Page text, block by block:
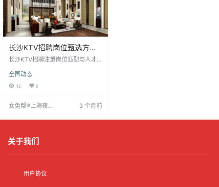
长沙KTV招聘岗位甄选方法
解析
长沙KTV招聘注重岗位匹配与人才
通过现场调酒考核其实操与创意；K
TV女孩招聘侧重形象气质与才艺，
文化和发展方向的人才，实现人才
全国动态
12 0
女兔帮®上海夜场
3 个月前
关于我们
用户协议